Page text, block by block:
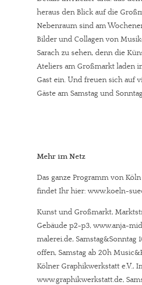
heraus den Blick auf die
Nebenraum sind am
Bilder und Collagen von
Sarach zu sehen, denn die
Ateliers am Großmarkt laden
Gast ein. Und freuen sich auf
Gäste am Samstag und
Mehr im Netz
Das ganze Programm von
findet Ihr hier: www.koeln-
Kunst und Großmarkt,
Gebäude p2-p3, www.anja-
malerei.de, Samstag&Sonntag
offen, Samstag ab 20h
Kölner Graphikwerkstatt e.V.,
www.graphikwerkstatt.de,